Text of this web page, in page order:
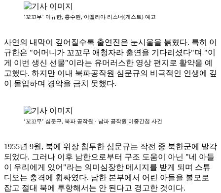
‘꼬꼬무’ 이규한, 홍수현, 이엘리야 리스너(게스트) 예고
사연의 내막이 깊어질수록 출연진은 눈시울을 붉혔다. 특히 이
규한은 "어머니가 꼬꼬무 애청자라 출연을 기다리셨다"며 "이
게 이번 생신 선물"이라는 유머러스한 영상 편지로 활약을 예
고했다. 하지만 이내 북파공작원 심문규의 비극적인 인생에 깊
이 몰입하며 경악을 금치 못했다.
‘꼬꼬무’ 심문규, 북파 공작원 · 남파 공작원 이중간첩 사건
1955년 9월, 북에 위장 침투한 심문규는 작전 중 북한군에 발각
되었다. 그러나 이후 남한으로부터 구조 도움이 아닌 "네 아들
이 우리에게 있어"라는 의미심장한 메시지를 받게 되며 스튜
디오는 충격에 휩싸였다. 남한 본부에서 어린 아들을 볼모로
잡고 절대 북에 투항해서는 안 된다고 경고한 것이다.